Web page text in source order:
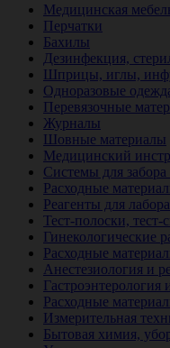
Медицинская
Перчатки
Бахилы
Дезинфекция,
Шприцы, иглы,
Одноразовые
Перевязочные
Журналы
Шовные материалы
Медицинский
Системы для
Расходные
Реагенты для
Тест-полоски, тест-
Гинекологические
Расходные
Анестезиология и
Гастроэнтерология
Расходные
Измерительная
Бытовая химия,